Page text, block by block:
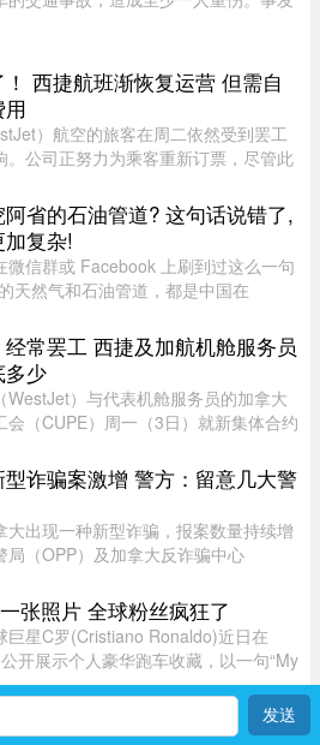
故具体原因尚未公布 ...
西捷航班渐恢复运营 但需自
）航空的旅客在周二依然受到罢工
。公司正努力为乘客重新订票，尽管此
与工会达成临时协议，航班已恢复运
在周二发邮件表 ...
省的石油管道? 这句话说错了,
复杂!
微信群或 Facebook 上刷到过这么一句
天然气和石油管道，都是中国在
"有图有真相"。那它到底是不是真的？
：不准确，甚至可以说 ...
常罢工 西捷及加航机舱服务员
多少
WestJet）与代表机舱服务员的加拿大
会（CUPE）周一（3日）就新集体合约
一在官网公布的薪酬资料，该公司机舱
为每个「薪酬工时 ...
型诈骗案激增 警方：留意几大警
大出现一种新型诈骗，报案数量持续增
局（OPP）及加拿大反诈骗中心
针对这类手法日益复杂的骗局发出警
四大电信公司——罗渣士 ...
张照片 全球粉丝疯狂了
巨星C罗(Cristiano Ronaldo)近日在
开展示个人豪华跑车收藏，以一句“My
具）”搭配多张照片，引发全球球迷热
集结超过40辆来自Ferrari、Rolls-
、Bugatti等 ...
社区 生活